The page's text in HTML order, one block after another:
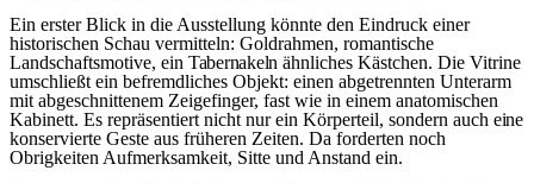
Ein erster Blick in die Ausstellung könnte den Eindruck einer
historischen Schau vermitteln: Goldrahmen, romantische
Landschaftsmotive, ein Tabernakeln ähnliches Kästchen. Die Vitrine
umschließt ein befremdliches Objekt: einen abgetrennten Unterarm
mit abgeschnittenem Zeigefinger, fast wie in einem anatomischen
Kabinett. Es repräsentiert nicht nur ein Körperteil, sondern auch eine
konservierte Geste aus früheren Zeiten. Da forderten noch
Obrigkeiten Aufmerksamkeit, Sitte und Anstand ein.